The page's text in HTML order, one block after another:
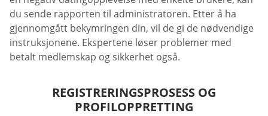
du sende rapporten til administratoren. Etter å ha
gjennomgått bekymringen din, vil de gi de nødvendige
instruksjonene. Ekspertene løser problemer med
betalt medlemskap og sikkerhet også.
REGISTRERINGSPROSESS OG
PROFILOPPRETTING